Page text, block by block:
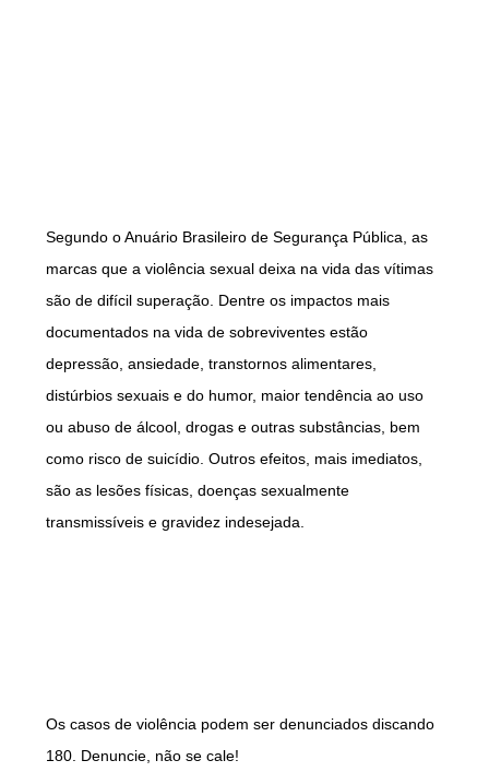
Segundo o Anuário Brasileiro de Segurança Pública, as
marcas que a violência sexual deixa na vida das vítimas
são de difícil superação. Dentre os impactos mais
documentados na vida de sobreviventes estão
depressão, ansiedade, transtornos alimentares,
distúrbios sexuais e do humor, maior tendência ao uso
ou abuso de álcool, drogas e outras substâncias, bem
como risco de suicídio. Outros efeitos, mais imediatos,
são as lesões físicas, doenças sexualmente
transmissíveis e gravidez indesejada.
Os casos de violência podem ser denunciados discando
180. Denuncie, não se cale!